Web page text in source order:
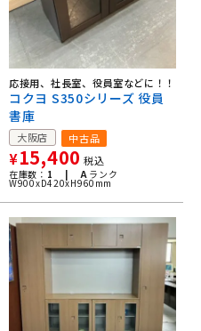
応接用、社長室、役員室などに！！
コクヨ S350シリーズ 役員
書庫
大阪店 中古品
¥15,400 税込
在庫数： 1 | Aランク
W900xD420xH960mm